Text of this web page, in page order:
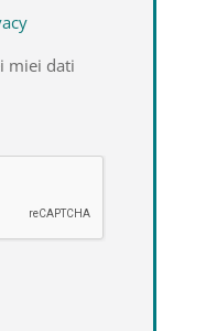
miei dati